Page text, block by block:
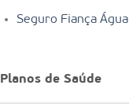
Seguro Fiança
Planos de Saúde